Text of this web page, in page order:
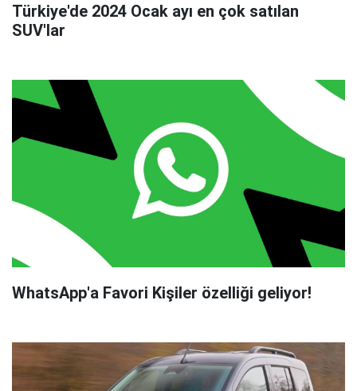
Türkiye'de 2024 Ocak ayı en çok satılan
SUV'lar
WhatsApp'a Favori Kişiler özelliği geliyor!